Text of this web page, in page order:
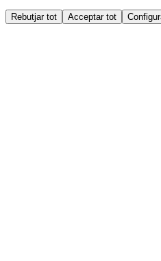
Rebutjar tot Acceptar tot